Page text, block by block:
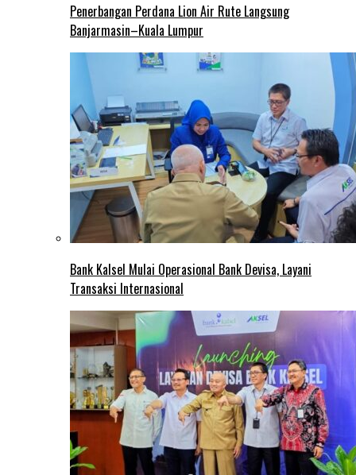
Penerbangan Perdana Lion Air Rute Langsung
Banjarmasin–Kuala Lumpur
Bank Kalsel Mulai Operasional Bank Devisa, Layani
Transaksi Internasional